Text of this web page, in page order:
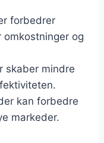
forbedrer
og
skaber mindre
kan forbedre
markeder.